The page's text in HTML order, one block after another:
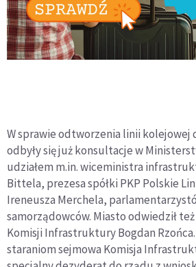
W sprawie odtworzenia linii kolejowej
odbyły się już konsultacje w
udziałem m.in. wiceministra
Bittela, prezesa spółki PKP Polskie
Ireneusza Merchela,
samorządowców. Miasto odwiedził
Komisji Infrastruktury Bogdan
staraniom sejmowa Komisja